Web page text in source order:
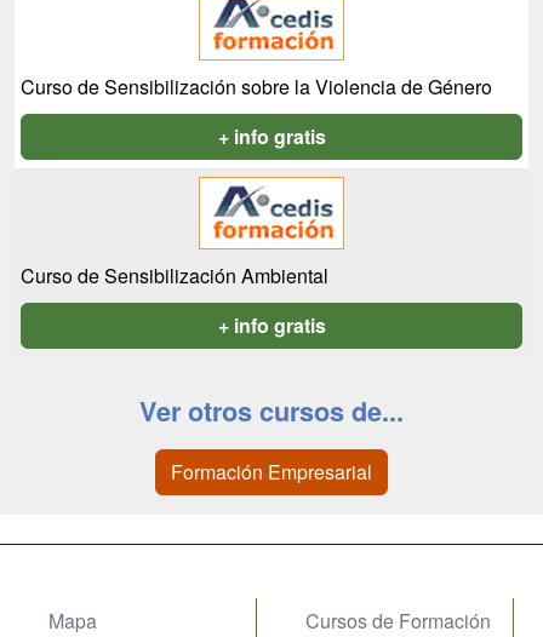
Curso de Sensibilización sobre la Violencia de Género
+ info gratis
Curso de Sensibilización Ambiental
+ info gratis
Ver otros cursos de...
Formación Empresarial
Mapa
Cursos de Formación